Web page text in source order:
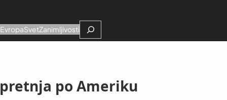
EvropaSvetZanimljivostiSearch
po Ameriku